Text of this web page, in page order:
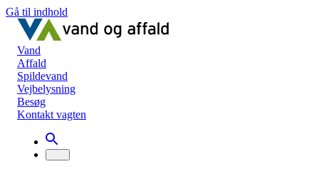
Gå til indhold
Vand
Affald
Spildevand
Vejbelysning
Besøg
Kontakt vagten